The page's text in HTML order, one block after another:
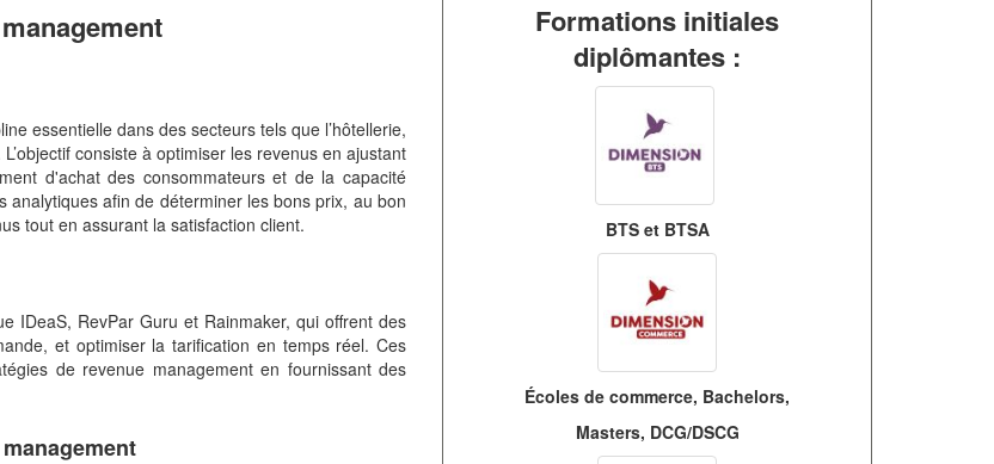
Formations initiales
diplômantes :
BTS et BTSA
Écoles de commerce, Bachelors,
Masters, DCG/DSCG
essentielle dans des secteurs tels que l’hôtellerie,
consiste à optimiser les revenus en ajustant
d'achat des consommateurs et de la capacité
afin de déterminer les bons prix, au bon
tout en assurant la satisfaction client.
IDeaS, RevPar Guru et Rainmaker, qui offrent des
et optimiser la tarification en temps réel. Ces
de revenue management en fournissant des